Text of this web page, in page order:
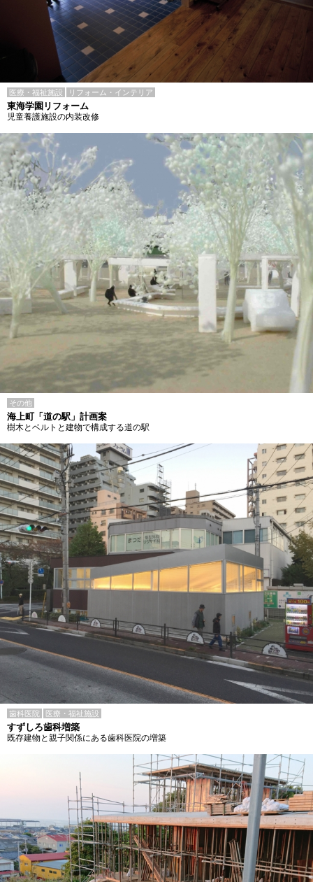
医療・福祉施設 リフォーム・インテリア
東海学園リフォーム
児童養護施設の内装改修
その他
海上町「道の駅」計画案
樹木とベルトと建物で構成する道の駅
歯科医院 医療・福祉施設
すずしろ歯科増築
既存建物と親子関係にある歯科医院の増築